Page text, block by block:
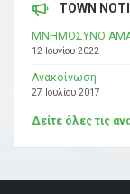
TOWN
ΜΝΗΜΟΣΥΝΟ
12 Ιουνίου 2022
Ανακοίνωση
27 Ιουλίου 2017
Δείτε όλες τις